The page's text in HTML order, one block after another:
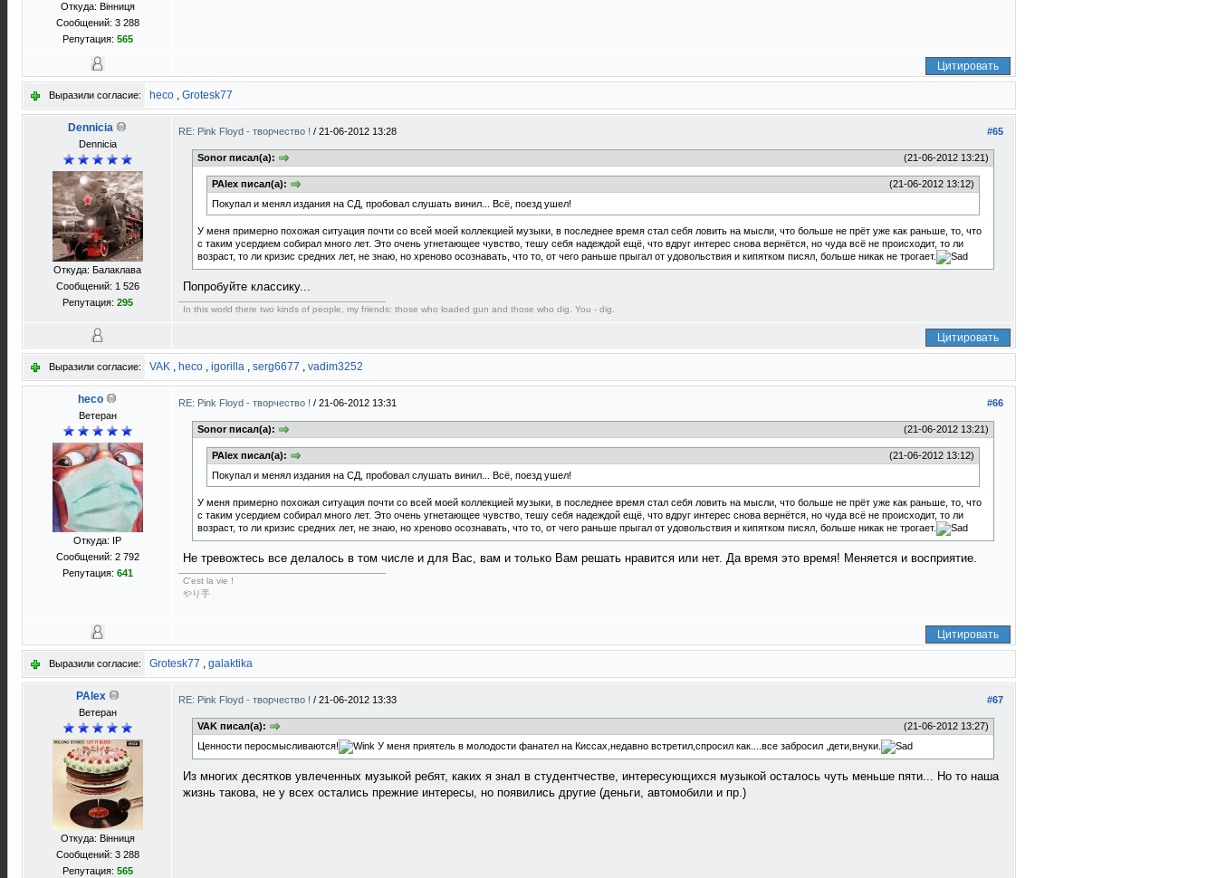
Откуда: Вінниця
Сообщений: 3 288
Репутация: 565
Цитировать
Выразили согласие: heco , Grotesk77
Dennicia
Dennicia
Откуда: Балаклава
Сообщений: 1 526
Репутация: 295
#65
RE: Pink Floyd - творчество ! / 21-06-2012 13:28
(21-06-2012 13:21)
Sonor писал(а):
(21-06-2012 13:12)
PAlex писал(а):
Покупал и менял издания на СД, пробовал слушать винил... Всё, поезд ушел!
У меня примерно похожая ситуация почти со всей моей коллекцией музыки, в последнее время стал себя ловить на мысли, что больше не прёт уже как раньше, то, что
с таким усердием собирал много лет. Это очень угнетающее чувство, тешу себя надеждой ещё, что вдруг интерес снова вернётся, но чуда всё не происходит, то ли
возраст, то ли кризис средних лет, не знаю, но хреново осознавать, что то, от чего раньше прыгал от удовольствия и кипятком писял, больше никак не трогает.
Попробуйте классику...
In this world there two kinds of people, my friends: those who loaded gun and those who dig. You - dig.
Цитировать
Выразили согласие: VAK , heco , igorilla , serg6677 , vadim3252
heco
Ветеран
Откуда: IP
Сообщений: 2 792
Репутация: 641
#66
RE: Pink Floyd - творчество ! / 21-06-2012 13:31
(21-06-2012 13:21)
Sonor писал(а):
(21-06-2012 13:12)
PAlex писал(а):
Покупал и менял издания на СД, пробовал слушать винил... Всё, поезд ушел!
У меня примерно похожая ситуация почти со всей моей коллекцией музыки, в последнее время стал себя ловить на мысли, что больше не прёт уже как раньше, то, что
с таким усердием собирал много лет. Это очень угнетающее чувство, тешу себя надеждой ещё, что вдруг интерес снова вернётся, но чуда всё не происходит, то ли
возраст, то ли кризис средних лет, не знаю, но хреново осознавать, что то, от чего раньше прыгал от удовольствия и кипятком писял, больше никак не трогает.
Не тревожтесь все делалось в том числе и для Вас, вам и только Вам решать нравится или нет. Да время это время! Меняется и восприятие.
C'est la vie !
やり手
Цитировать
Выразили согласие: Grotesk77 , galaktika
PAlex
Ветеран
Откуда: Вінниця
Сообщений: 3 288
Репутация: 565
#67
RE: Pink Floyd - творчество ! / 21-06-2012 13:33
(21-06-2012 13:27)
VAK писал(а):
Ценности перосмысливаются!
У меня приятель в молодости фанател на Киссах,недавно встретил,спросил как....все забросил ,дети,внуки.
Из многих десятков увлеченных музыкой ребят, каких я знал в студентчестве, интересующихся музыкой осталось чуть меньше пяти... Но то наша
жизнь такова, не у всех остались прежние интересы, но появились другие (деньги, автомобили и пр.)